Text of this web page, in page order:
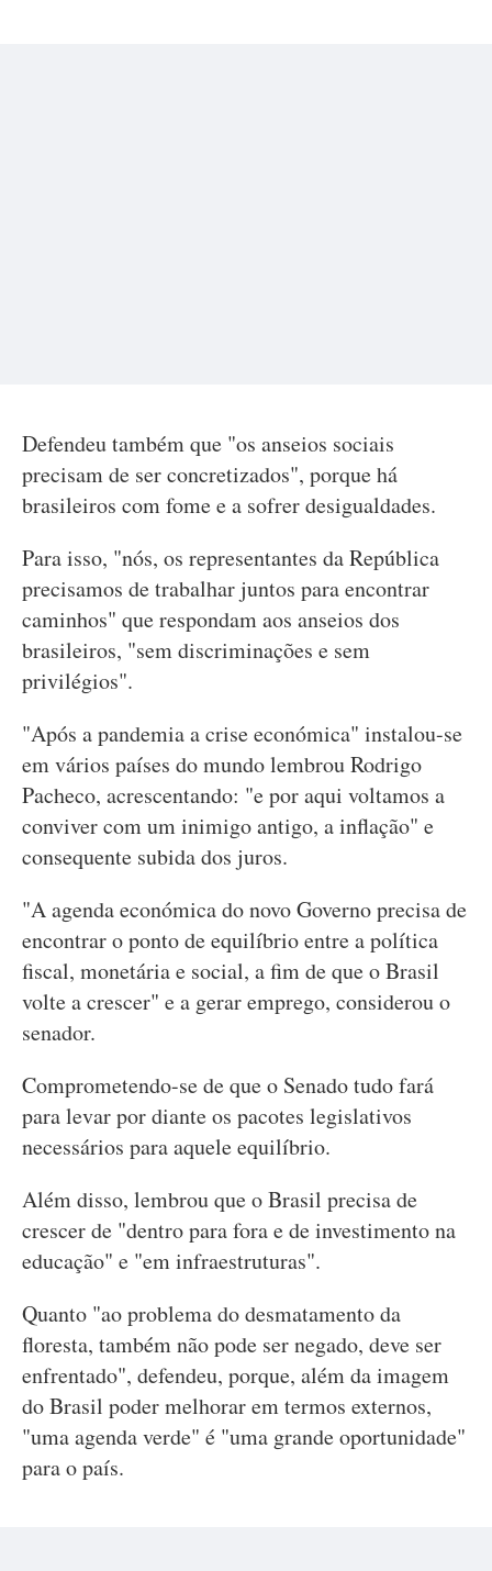
Defendeu também que "os anseios sociais
precisam de ser concretizados", porque há
brasileiros com fome e a sofrer desigualdades.
Para isso, "nós, os representantes da República
precisamos de trabalhar juntos para encontrar
caminhos" que respondam aos anseios dos
brasileiros, "sem discriminações e sem
privilégios".
"Após a pandemia a crise económica" instalou-se
em vários países do mundo lembrou Rodrigo
Pacheco, acrescentando: "e por aqui voltamos a
conviver com um inimigo antigo, a inflação" e
consequente subida dos juros.
"A agenda económica do novo Governo precisa de
encontrar o ponto de equilíbrio entre a política
fiscal, monetária e social, a fim de que o Brasil
volte a crescer" e a gerar emprego, considerou o
senador.
Comprometendo-se de que o Senado tudo fará
para levar por diante os pacotes legislativos
necessários para aquele equilíbrio.
Além disso, lembrou que o Brasil precisa de
crescer de "dentro para fora e de investimento na
educação" e "em infraestruturas".
Quanto "ao problema do desmatamento da
floresta, também não pode ser negado, deve ser
enfrentado", defendeu, porque, além da imagem
do Brasil poder melhorar em termos externos,
"uma agenda verde" é "uma grande oportunidade"
para o país.